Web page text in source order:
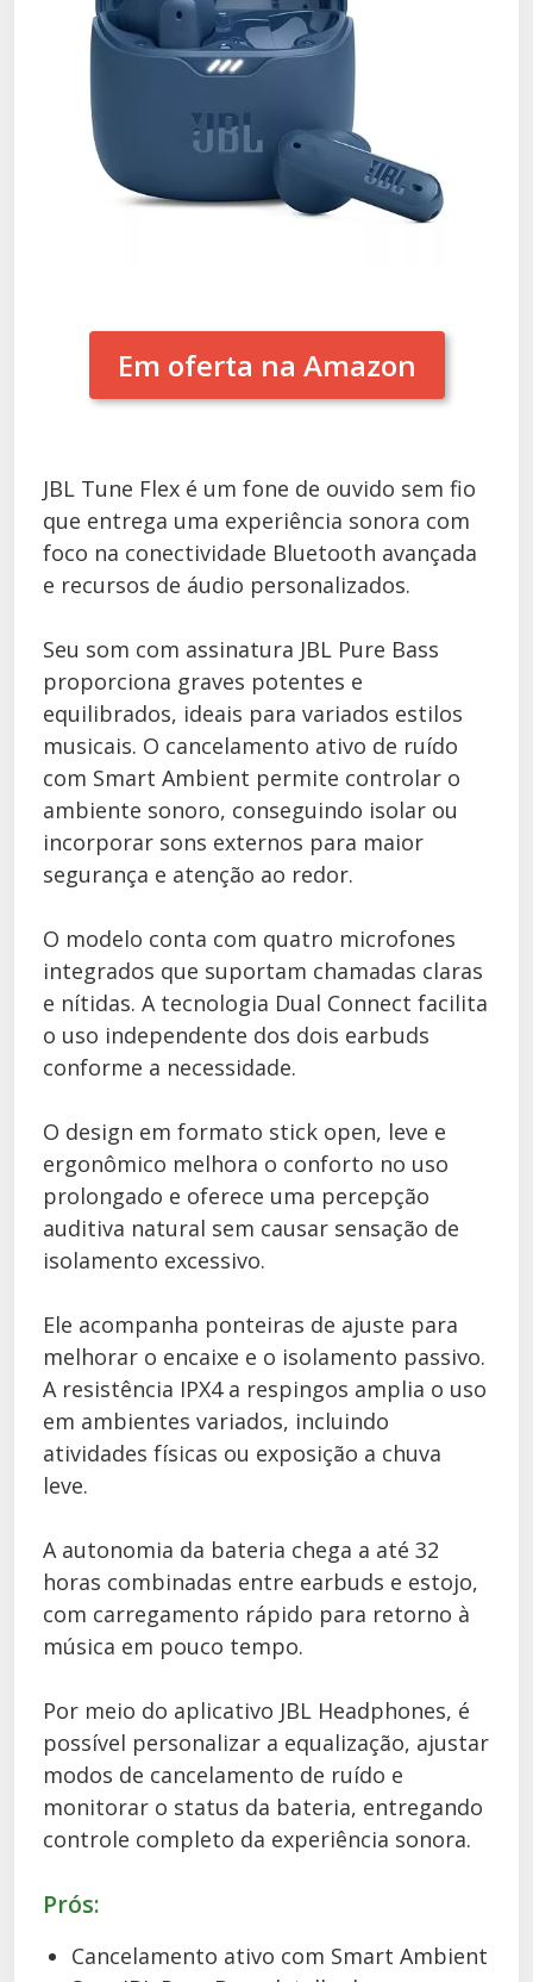
Em oferta na Amazon
JBL Tune Flex é um fone de ouvido sem fio
que entrega uma experiência sonora com
foco na conectividade Bluetooth avançada
e recursos de áudio personalizados.
Seu som com assinatura JBL Pure Bass
proporciona graves potentes e
equilibrados, ideais para variados estilos
musicais. O cancelamento ativo de ruído
com Smart Ambient permite controlar o
ambiente sonoro, conseguindo isolar ou
incorporar sons externos para maior
segurança e atenção ao redor.
O modelo conta com quatro microfones
integrados que suportam chamadas claras
e nítidas. A tecnologia Dual Connect facilita
o uso independente dos dois earbuds
conforme a necessidade.
O design em formato stick open, leve e
ergonômico melhora o conforto no uso
prolongado e oferece uma percepção
auditiva natural sem causar sensação de
isolamento excessivo.
Ele acompanha ponteiras de ajuste para
melhorar o encaixe e o isolamento passivo.
A resistência IPX4 a respingos amplia o uso
em ambientes variados, incluindo
atividades físicas ou exposição a chuva
leve.
A autonomia da bateria chega a até 32
horas combinadas entre earbuds e estojo,
com carregamento rápido para retorno à
música em pouco tempo.
Por meio do aplicativo JBL Headphones, é
possível personalizar a equalização, ajustar
modos de cancelamento de ruído e
monitorar o status da bateria, entregando
controle completo da experiência sonora.
Prós:
Cancelamento ativo com Smart Ambient